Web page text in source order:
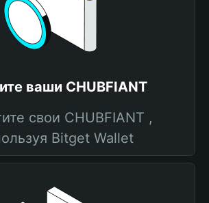
ваши CHUBFIANT
свои CHUBFIANT ,
Bitget Wallet